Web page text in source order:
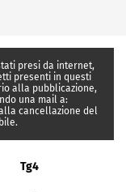
presi da internet,
presenti in questi
alla pubblicazione,
una mail a:
cancellazione del
Tg4